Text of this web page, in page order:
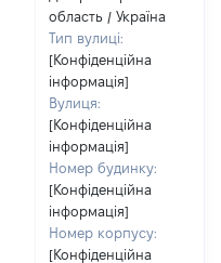
область / Україна
Тип вулиці:
[Конфіденційна
інформація]
Вулиця:
[Конфіденційна
інформація]
Номер будинку:
[Конфіденційна
інформація]
Номер корпусу:
[Конфіденційна